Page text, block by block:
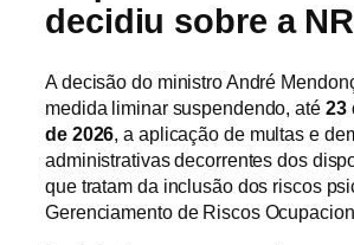
decidiu sobre a
A decisão do ministro André
medida liminar suspendendo, até 23
de 2026, a aplicação de multas e
administrativas decorrentes dos
que tratam da inclusão dos riscos
Gerenciamento de Riscos